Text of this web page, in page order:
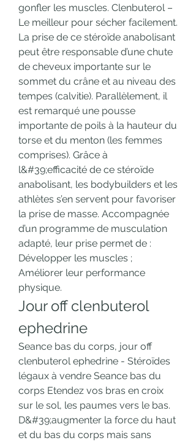
gonfler les muscles. Clenbuterol –
Le meilleur pour sécher facilement.
La prise de ce stéroïde anabolisant
peut être responsable d’une chute
de cheveux importante sur le
sommet du crâne et au niveau des
tempes (calvitie). Parallèlement, il
est remarqué une pousse
importante de poils à la hauteur du
torse et du menton (les femmes
comprises). Grâce à
l&#39;efficacité de ce stéroïde
anabolisant, les bodybuilders et les
athlètes s’en servent pour favoriser
la prise de masse. Accompagnée
d’un programme de musculation
adapté, leur prise permet de :
Développer les muscles ;
Améliorer leur performance
physique.
Jour off clenbuterol
ephedrine
Seance bas du corps, jour off
clenbuterol ephedrine - Stéroïdes
légaux à vendre Seance bas du
corps Etendez vos bras en croix
sur le sol, les paumes vers le bas.
D&#39;augmenter la force du haut
et du bas du corps mais sans